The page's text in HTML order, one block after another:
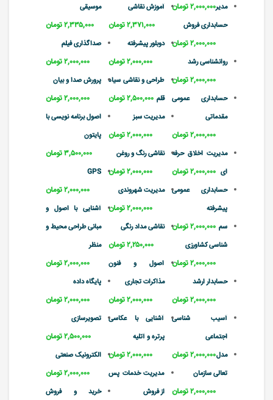
۲,۰۰۰,۰۰۰ تومانمدیر
حسابداری فروش
۲,۰۰۰,۰۰۰ تومان
روانشناسی رشد
۲,۰۰۰,۰۰۰ تومان
حسابداری عمومی
مقدماتی
۲,۰۰۰,۰۰۰ تومان
مدیریت اخلاق حرفه
ای ۲,۰۰۰,۰۰۰ تومان
حسابداری عمومی
پیشرفته
۲,۰۰۰,۰۰۰ تومان سم
شناسی کشاورزی
۲,۰۰۰,۰۰۰ تومان
حسابدار ارشد
۲,۰۰۰,۰۰۰ تومان
آسیب شناسی
اجتماعی
۲,۰۰۰,۰۰۰ تومانمدل
تعالی سازمان
۲,۰۰۰,۰۰۰ تومان
آموزش نقاشی
۲,۳۷۱,۰۰۰ تومان
دوبلور پیشرفته
۲,۰۰۰,۰۰۰ تومان
طراحی و نقاشی سیاه
قلم ۲,۵۰۰,۰۰۰ تومان
مدیریت سبز
۲,۰۰۰,۰۰۰ تومان
نقاشی رنگ و روغن
۲,۰۰۰,۰۰۰ تومان
مدیریت شهروندی
۲,۰۰۰,۰۰۰ تومان
نقاشی مداد رنگی
۲,۲۵۰,۰۰۰ تومان
اصول و فنون
مذاکرات تجاری
۲,۰۰۰,۰۰۰ تومان
آشنایی با عکاسی
پرتره و آتلیه
۲,۰۰۰,۰۰۰ تومان
مدیریت خدمات پس
از فروش
موسیقی
۲,۳۳۵,۰۰۰ تومان
صداگذاری فیلم
۲,۰۰۰,۰۰۰ تومان
پرورش صدا و بیان
۲,۰۰۰,۰۰۰ تومان
اصول برنامه نویسی با
پایتون
۳,۵۰۰,۰۰۰ تومان
GPS
۲,۰۰۰,۰۰۰ تومان
آشنایی با اصول و
مبانی طراحی محیط و
منظر
۲,۰۰۰,۰۰۰ تومان
پایگاه داده
۲,۰۰۰,۰۰۰ تومان
تصویرسازی
۲,۵۰۰,۰۰۰ تومان
الکترونیک صنعتی
۲,۰۰۰,۰۰۰ تومان
خرید و فروش